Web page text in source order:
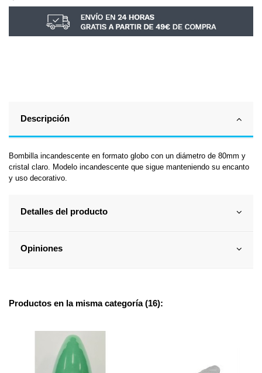
Descripción
Bombilla incandescente en formato globo con un diámetro de 80mm y
cristal claro. Modelo incandescente que sigue manteniendo su encanto
y uso decorativo.
Detalles del producto
Opiniones
Productos en la misma categoría (16):